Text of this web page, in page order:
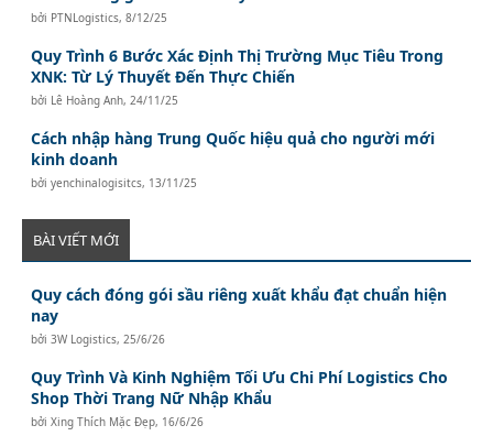
bởi PTNLogistics,8/12/25
Quy Trình 6 Bước Xác Định Thị Trường Mục Tiêu Trong
XNK: Từ Lý Thuyết Đến Thực Chiến
bởi Lê Hoàng Anh,24/11/25
Cách nhập hàng Trung Quốc hiệu quả cho người mới
kinh doanh
bởiyenchinalogisitcs, 13/11/25
BÀI VIẾT MỚI
Quy cách đóng gói sầu riêng xuất khẩu đạt chuẩn hiện
nay
bởi3W Logistics,25/6/26
Quy Trình Và Kinh Nghiệm Tối Ưu Chi Phí Logistics Cho
Shop Thời Trang Nữ Nhập Khẩu
bởiXing Thích Mặc Đẹp, 16/6/26